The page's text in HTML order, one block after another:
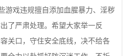
游戏违规擅自添加血腥暴力、淫秽
了严肃处理。希望大家举一反
关口，守住安全底线，决不给各